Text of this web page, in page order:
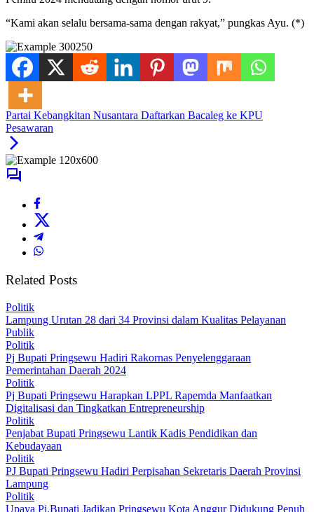
“Kami akan selalu bersama-sama dengan rakyat,” pungkas Ayu. (*)
Partai Kebangkitan Nusantara Daftarkan Bacaleg ke KPU
Pesawaran
Related Posts
Politik
Lampung Urutan 28 dari 34 Provinsi dalam Kualitas Pelayanan
Publik
Politik
Pj Bupati Pringsewu Hadiri Rakornas Penyelenggaraan
Pemerintahan Daerah 2024
Politik
Pj Bupati Pringsewu Harapkan LPPL Rapemda Manfaatkan
Digitalisasi dan Tingkatkan Entrepreneurship
Politik
Penjabat Bupati Pringsewu Lantik Kadis Pendidikan dan
Kebudayaan
Politik
PJ Bupati Pringsewu Hadiri Perpisahan Sekretaris Daerah Provinsi
Lampung
Politik
Upaya Pj.Bupati Jadikan Pringsewu Kota Anggur Didukung Penuh